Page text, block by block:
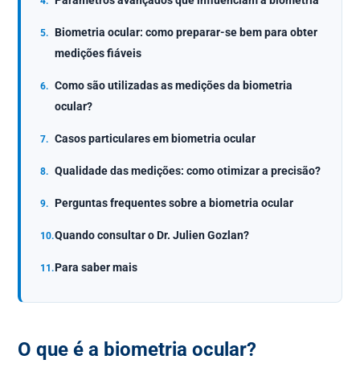
Biometria ocular: como preparar-se bem para obter
medições fiáveis
Como são utilizadas as medições da biometria
ocular?
Casos particulares em biometria ocular
Qualidade das medições: como otimizar a precisão?
Perguntas frequentes sobre a biometria ocular
Quando consultar o Dr. Julien Gozlan?
Para saber mais
O que é a biometria ocular?